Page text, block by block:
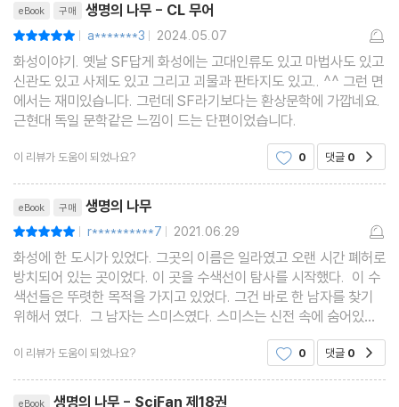
블류 Shambleau’였다. 그녀에게 100 달러에 달하는 수입을 가져
다 주고 계속적으로 재인쇄되는 성공을 거두었다. 그리고 1940년
대에 무어는 대중 잡지 ‘놀라운 SF Astounding Science Fictio
n’을 통해서 다수의 작품을 발표하고, 이들 작품 중 중요한 것들을
선정하여 첫번째 단편집 ‘심판의 밤 Judgment Night’을 1952년
발간했다.
무어의 특징은, 매우 섬세하고 감성적인 문체와 묘사가 두드러진다
는 것이다. 본 소설에서도 느낄 수 있듯이 단순한 줄거리 전개보다는
주인공과 조연들의 감정에 대한 묘사, 주변 환경에 대한 비유적 표현
등이 일반적인 SF의 수준을 넘어선다. 그리고 이러한 특징은 당시
의 SF나 판타지 쟝르에서는 보기 드문 경우였고, 그것이 무어의 인
기의 바탕이 되었다.
1936년 무어는 SF 소설가인 헨리 커트너 Henry Kuttner와 만나
게 되는데, 그것은 커트너가 무어에게 팬 레터를 보냄으로써 시작되
eBook 구매 생명의 나무 - CL 무어
| a*******3 | 2024.05.07
화성이야기. 옛날 SF답게 화성에는 고대인류도 있고 마법사도 있고
신관도 있고 사제도 있고 그리고 괴물과 판타지도 있고.. ^^ 그런 면
에서는 재미있습니다. 그런데 SF라기보다는 환상문학에 가깝네요.
근현대 독일 문학같은 느낌이 드는 단편이었습니다.
이 리뷰가 도움이 되었나요? 0 댓글 0
eBook 구매 생명의 나무
| r**********7 | 2021.06.29
화성에 한 도시가 있었다. 그곳의 이름은 일라였고 오랜 시간 폐허로
방치되어 있는 곳이었다. 이 곳을 수색선이 탐사를 시작했다. 이 수
색선들은 뚜렷한 목적을 가지고 있었다. 그건 바로 한 남자를 찾기
위해서 였다. 그 남자는 스미스였다. 스미스는 신전 속에 숨어있었
는데, 그는 배고품과 갈증을 느끼고 있었다. 그는 시전 바깥에 우물
이 있다는 것을 생각해냈다. 그는 그 우물을
이 리뷰가 도움이 되었나요? 0 댓글 0
eBook 생명의 나무 - SciFan 제18권